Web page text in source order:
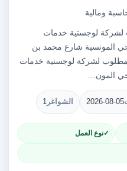
ومالية
لوجستية خدمات
المونسية شارع محمد بن
لشركة لوجستية خدمات
المون…
2026-08-05 الشواغر 1
نوع العمل